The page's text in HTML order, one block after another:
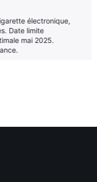
électronique,
Date limite
mai 2025.